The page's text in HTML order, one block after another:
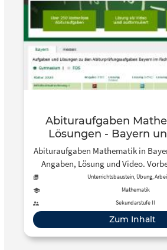
Abituraufgaben
Lösungen - Bayern
Abituraufgaben Mathematik in
Angaben, Lösung und Video.
Mathe-Abitur
Unterrichtsbaustein, Übung,
Mathematik
Sekundarstufe II
Zum Inhalt